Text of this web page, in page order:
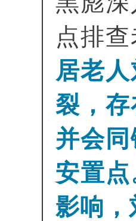
点排
居老
裂，
并会
安置点
影响，